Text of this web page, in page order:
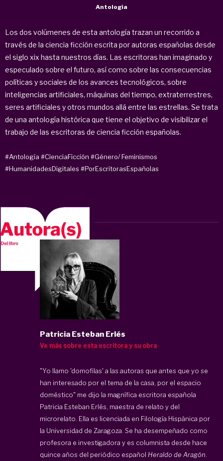
Antología
Los dos volúmenes de esta antología trazan un recorrido a
través de la ciencia ficción escrita por autoras españolas desde
el siglo xix hasta nuestros días. Las escritoras han imaginado y
especulado sobre el futuro, así como sobre las consecuencias
políticas y sociales de los avances tecnológicos, sobre
inteligencias artificiales, máquinas del tiempo, extraterrestres,
seres artificiales y otros mundos allá entre las estrellas. Se trata
de una antología histórica que tiene el objetivo de visibilizar el
trabajo de las escritoras de ciencia ficción españolas.
#Antología #CienciaFicción #Género/ Feminismos
#HumanidadesDigitales #PorEscritorasEspañolas
Patricia Esteban Erlés
Ve más sobre esta escritora y su obra
"Yo llamo 'domofilas' a las autoras que antes que yo se
han interesado por el tema de la casa, por el espacio
doméstico" me dijo la magnífica escritora española
Patricia Esteban Erlés, maestra de relato y del
microrelato. Ella es licenciada en Filología Hispánica por
la Universidad de Zaragoza. Se ha desempeñado como
profesora e investigadora y es columnista desde hace
quince años del periódico español Heraldo de Aragón.